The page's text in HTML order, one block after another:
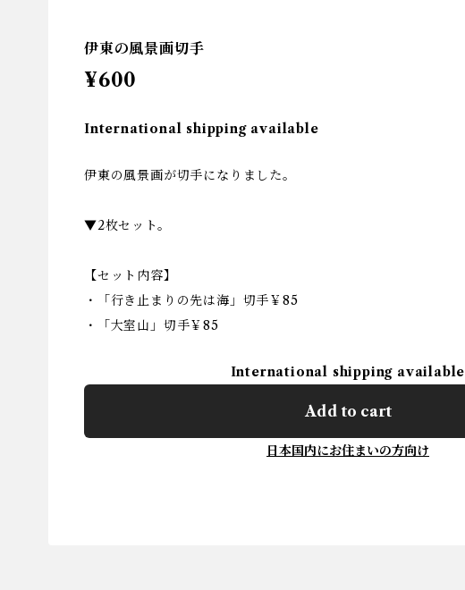
伊東の風景画切手
¥600
International shipping available
伊東の風景画が切手になりました。
▼2枚セット。
【セット内容】
・「行き止まりの先は海」切手￥85
・「大室山」切手￥85
International shipping available
Add to cart
日本国内にお住まいの方向け